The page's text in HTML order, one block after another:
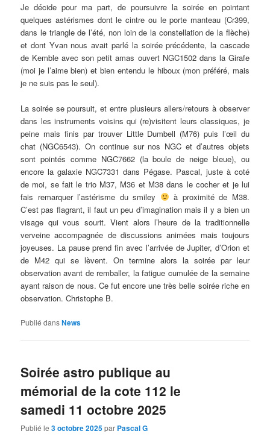
Je décide pour ma part, de poursuivre la soirée en pointant
quelques astérismes dont le cintre ou le porte manteau (Cr399,
dans le triangle de l’été, non loin de la constellation de la flèche)
et dont Yvan nous avait parlé la soirée précédente, la cascade
de Kemble avec son petit amas ouvert NGC1502 dans la Girafe
(moi je l’aime bien) et bien entendu le hiboux (mon préféré, mais
je ne suis pas le seul).
La soirée se poursuit, et entre plusieurs allers/retours à observer
dans les instruments voisins qui (re)visitent leurs classiques, je
peine mais finis par trouver Little Dumbell (M76) puis l’œil du
chat (NGC6543). On continue sur nos NGC et d’autres objets
sont pointés comme NGC7662 (la boule de neige bleue), ou
encore la galaxie NGC7331 dans Pégase. Pascal, juste à coté
de moi, se fait le trio M37, M36 et M38 dans le cocher et je lui
fais remarquer l’astérisme du smiley
à proximité de M38.
C’est pas flagrant, il faut un peu d’imagination mais il y a bien un
visage qui vous sourit. Vient alors l’heure de la traditionnelle
verveine accompagnée de discussions animées mais toujours
joyeuses. La pause prend fin avec l’arrivée de Jupiter, d’Orion et
de M42 qui se lèvent. On termine alors la soirée par leur
observation avant de remballer, la fatigue cumulée de la semaine
ayant raison de nous. Ce fut encore une très belle soirée riche en
observation. Christophe B.
Publié dansNews
Soirée astro publique au
mémorial de la cote 112 le
samedi 11 octobre 2025
Publié le3 octobre 2025par Pascal G